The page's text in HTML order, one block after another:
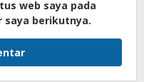
web saya pada
saya berikutnya.